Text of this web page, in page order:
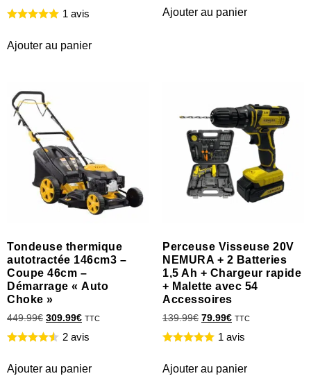
1 avis
Ajouter au panier
Ajouter au panier
Tondeuse thermique
autotractée 146cm3 –
Coupe 46cm –
Démarrage « Auto
Choke »
449.99€ 309.99€ TTC
2 avis
Ajouter au panier
Perceuse Visseuse 20V
NEMURA + 2 Batteries
1,5 Ah + Chargeur rapide
+ Malette avec 54
Accessoires
139.99€ 79.99€ TTC
1 avis
Ajouter au panier